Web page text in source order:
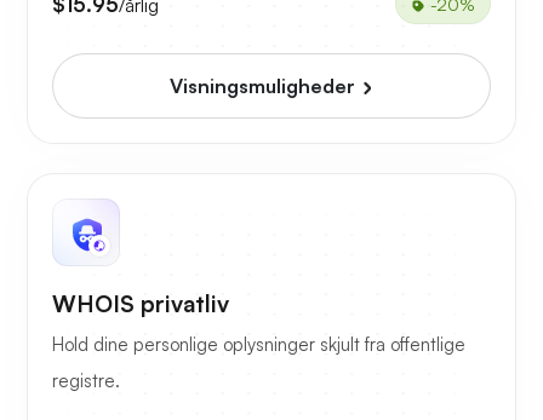
-20%
Visningsmuligheder
WHOIS privatliv
Hold dine personlige oplysninger skjult fra offentlige
registre.